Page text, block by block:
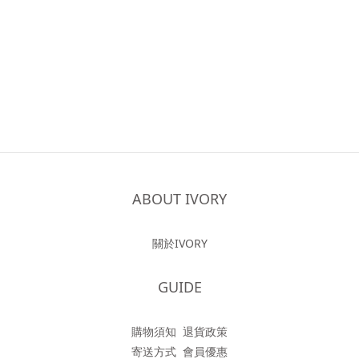
ABOUT IVORY
關於IVORY
GUIDE
購物須知 退貨政策
寄送方式 會員優惠